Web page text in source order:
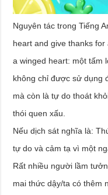
Nguyên tác trong Tiếng
heart and give thanks for
a winged heart: một tấm
không chỉ được sử dụng
mà còn là tự do thoát
thói quen xấu.
Nếu dịch sát nghĩa là:
tự do và cảm tạ vì một
Rất nhiều người lầm
mai thức dậy/ta có thêm